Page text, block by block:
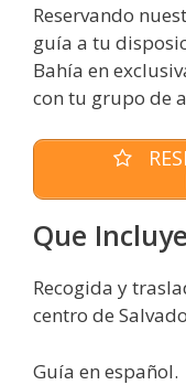
Reservando
guía a tu
Bahía en
con tu grupo de
Que Incluye
Recogida y
centro de
Guía en español.